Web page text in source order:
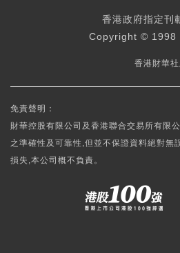
香港政府指定刊
Copyright © 1998
香港財華
免責聲明：
財華控股有限公司及香港聯合交易所有限
之準確性及可靠性,但並不保證資料絕對無
損失,本公司概不負責。